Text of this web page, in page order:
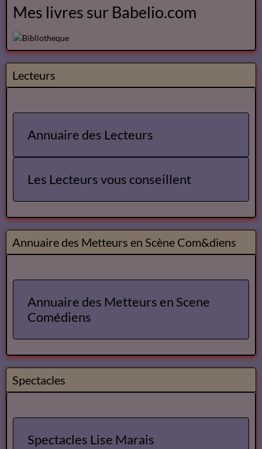
Mes livres sur Babelio.com
Lecteurs
Annuaire des Lecteurs
Les Lecteurs vous conseillent
Annuaire des Metteurs en Scène Com&diens
Annuaire des Metteurs en Scene
Comédiens
Spectacles
Spectacles Lise Marais